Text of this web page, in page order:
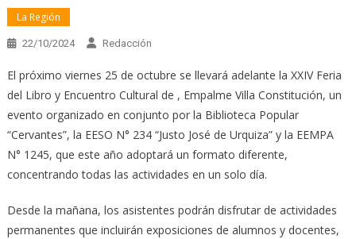
La Región
22/10/2024 Redacción
El próximo viernes 25 de octubre se llevará adelante la XXIV Feria
del Libro y Encuentro Cultural de , Empalme Villa Constitución, un
evento organizado en conjunto por la Biblioteca Popular
“Cervantes”, la EESO N° 234 “Justo José de Urquiza” y la EEMPA
N° 1245, que este año adoptará un formato diferente,
concentrando todas las actividades en un solo día.
Desde la mañana, los asistentes podrán disfrutar de actividades
permanentes que incluirán exposiciones de alumnos y docentes,